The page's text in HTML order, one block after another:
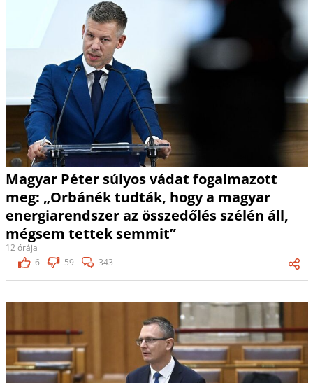
Magyar Péter súlyos vádat fogalmazott
meg: „Orbánék tudták, hogy a magyar
energiarendszer az összedőlés szélén áll,
mégsem tettek semmit”
12 órája
6
59 343